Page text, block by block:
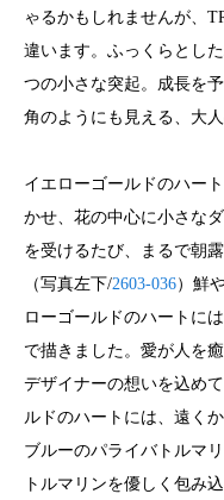
ゃるかもしれませんが、
違います。ふっくらとし
つの小さな突起。成長を
角のようにも見える、大
イエローゴールドのハー
かせ、花の中心に小さな
を受けるたび、まるで朝
（写真左下/2603-036）鮮
ローゴールドのハートに
で描きました。愛が人を
デザイナーの想いを込め
ルドのハートには、遠く
ブルーのパライバトルマ
トルマリンを優しく包み